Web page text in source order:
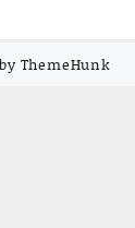
ThemeHunk